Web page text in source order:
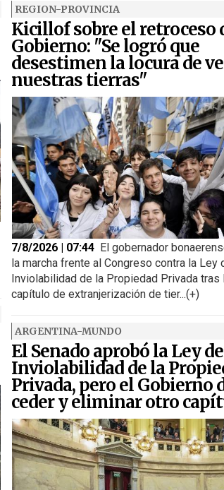
REGION-PROVINCIA
Kicillof sobre el retroceso
Gobierno: "Se logró que
desestimen la locura de
nuestras tierras"
7/8/2026 | 07:44 El gobernador
la marcha frente al Congreso contra la Ley
Inviolabilidad de la Propiedad Privada tras
capítulo de extranjerización de tier...(+)
ARGENTINA-MUNDO
El Senado aprobó la Ley de
Inviolabilidad de la
Privada, pero el Gobierno
ceder y eliminar otro